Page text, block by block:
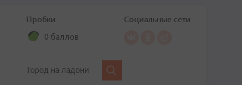
Пробки
0 баллов
Социальные сети
Город на ладони